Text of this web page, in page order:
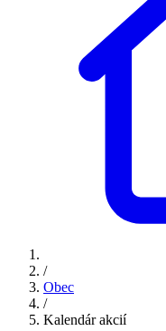
/
Obec
/
Kalendár akcií